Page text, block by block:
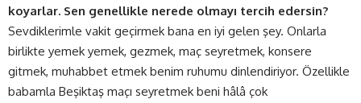
koyarlar. Sen genellikle nerede olmayı tercih edersin?
Sevdiklerimle vakit geçirmek bana en iyi gelen şey. Onlarla
birlikte yemek yemek, gezmek, maç seyretmek, konsere
gitmek, muhabbet etmek benim ruhumu dinlendiriyor. Özellikle
babamla Beşiktaş maçı seyretmek beni hâlâ çok